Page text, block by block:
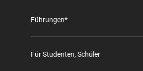
Führungen*
Für Studenten, Schüler